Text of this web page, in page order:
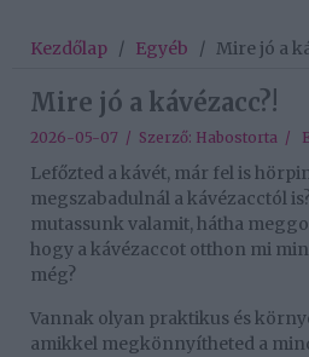
Kezdőlap / Egyéb / Mire jó a
Mire jó a kávézacc?!
2026-05-07 / Szerző: Habostorta /
Lefőzted a kávét, már fel is
megszabadulnál a kávézacctól
mutassunk valamit, hátha
hogy a kávézaccot otthon mi
még?
Vannak olyan praktikus és
amikkel megkönnyítheted a